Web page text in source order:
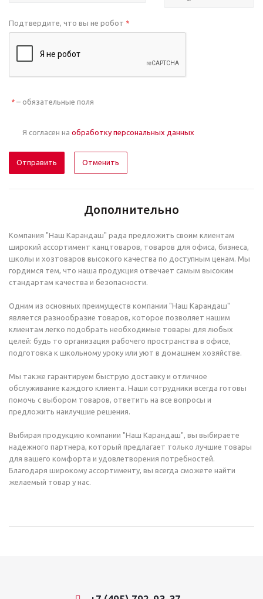
Подтвердите, что вы не робот *
* – обязательные поля
Я согласен на обработку персональных данных
Отменить
Дополнительно
Компания "Наш Карандаш" рада предложить своим клиентам
широкий ассортимент канцтоваров, товаров для офиса, бизнеса,
школы и хозтоваров высокого качества по доступным ценам. Мы
гордимся тем, что наша продукция отвечает самым высоким
стандартам качества и безопасности.
Одним из основных преимуществ компании "Наш Карандаш"
является разнообразие товаров, которое позволяет нашим
клиентам легко подобрать необходимые товары для любых
целей: будь то организация рабочего пространства в офисе,
подготовка к школьному уроку или уют в домашнем хозяйстве.
Мы также гарантируем быструю доставку и отличное
обслуживание каждого клиента. Наши сотрудники всегда готовы
помочь с выбором товаров, ответить на все вопросы и
предложить наилучшие решения.
Выбирая продукцию компании "Наш Карандаш", вы выбираете
надежного партнера, который предлагает только лучшие товары
для вашего комфорта и удовлетворения потребностей.
Благодаря широкому ассортименту, вы всегда сможете найти
желаемый товар у нас.